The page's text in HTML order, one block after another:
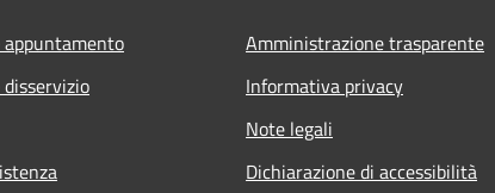
Amministrazione trasparente
Informativa privacy
Note legali
Dichiarazione di accessibilità